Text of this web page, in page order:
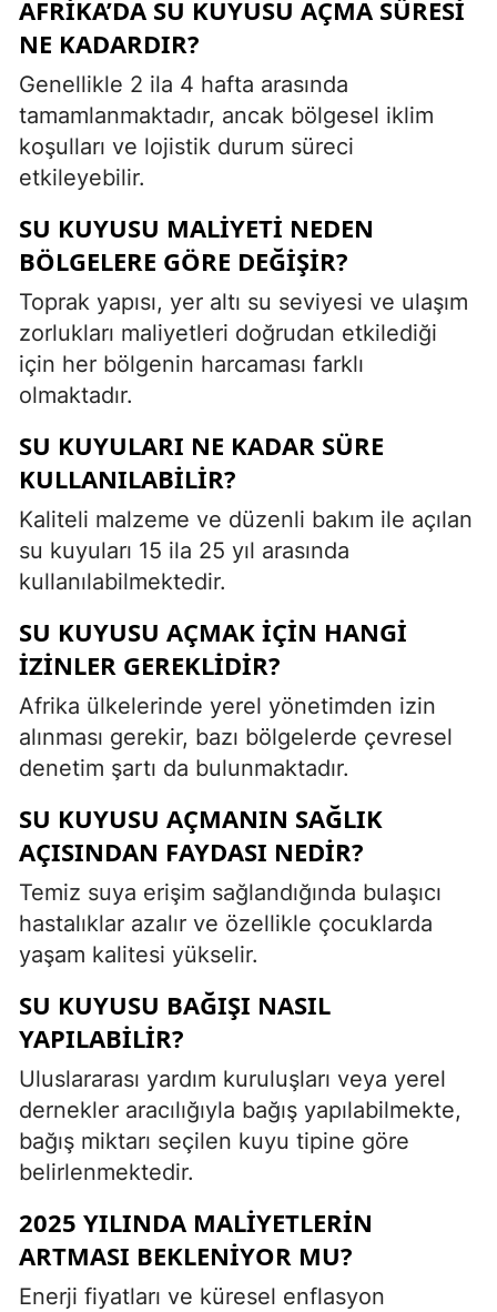
AFRIKA’DA SU KUYUSU AÇMA SÜRESI
NE KADARDIR?
Genellikle 2 ila 4 hafta arasında
tamamlanmaktadır, ancak bölgesel iklim
koşulları ve lojistik durum süreci
etkileyebilir.
SU KUYUSU MALIYETI NEDEN
BÖLGELERE GÖRE DEĞIŞIR?
Toprak yapısı, yer altı su seviyesi ve ulaşım
zorlukları maliyetleri doğrudan etkilediği
için her bölgenin harcaması farklı
olmaktadır.
SU KUYULARI NE KADAR SÜRE
KULLANILABILIR?
Kaliteli malzeme ve düzenli bakım ile açılan
su kuyuları 15 ila 25 yıl arasında
kullanılabilmektedir.
SU KUYUSU AÇMAK IÇIN HANGI
IZINLER GEREKLIDIR?
Afrika ülkelerinde yerel yönetimden izin
alınması gerekir, bazı bölgelerde çevresel
denetim şartı da bulunmaktadır.
SU KUYUSU AÇMANIN SAĞLIK
AÇISINDAN FAYDASI NEDIR?
Temiz suya erişim sağlandığında bulaşıcı
hastalıklar azalır ve özellikle çocuklarda
yaşam kalitesi yükselir.
SU KUYUSU BAĞIŞI NASIL
YAPILABILIR?
Uluslararası yardım kuruluşları veya yerel
dernekler aracılığıyla bağış yapılabilmekte,
bağış miktarı seçilen kuyu tipine göre
belirlenmektedir.
2025 YILINDA MALIYETLERIN
ARTMASI BEKLENIYOR MU?
Enerji fiyatları ve küresel enflasyon